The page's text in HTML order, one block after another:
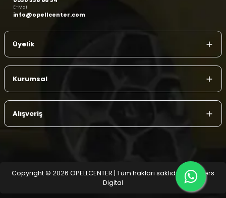
E-Mail
info@opellcenter.com
Üyelik
Kurumsal
Alışveriş
Copyright © 2026 OPELLCENTER | Tüm hakları saklıdır.
| Reliefers
Digital